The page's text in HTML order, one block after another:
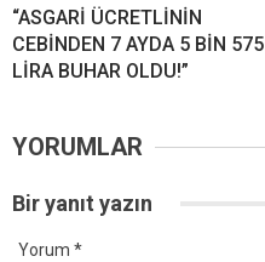
“ASGARİ ÜCRETLİNİN
CEBİNDEN 7 AYDA 5 BİN 575
LİRA BUHAR OLDU!”
YORUMLAR
Bir yanıt yazın
Yorum *